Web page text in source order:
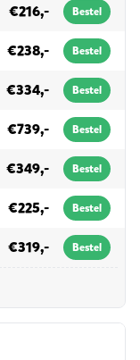
€216,- Bestel
€238,- Bestel
€334,- Bestel
€739,- Bestel
€349,- Bestel
€225,- Bestel
€319,- Bestel